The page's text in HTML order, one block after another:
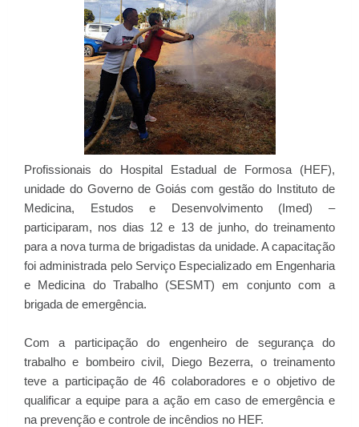
Profissionais do Hospital Estadual de Formosa (HEF),
unidade do Governo de Goiás com gestão do Instituto de
Medicina, Estudos e Desenvolvimento (Imed) –
participaram, nos dias 12 e 13 de junho, do treinamento
para a nova turma de brigadistas da unidade. A capacitação
foi administrada pelo Serviço Especializado em Engenharia
e Medicina do Trabalho (SESMT) em conjunto com a
brigada de emergência.
Com a participação do engenheiro de segurança do
trabalho e bombeiro civil, Diego Bezerra, o treinamento
teve a participação de 46 colaboradores e o objetivo de
qualificar a equipe para a ação em caso de emergência e
na prevenção e controle de incêndios no HEF.